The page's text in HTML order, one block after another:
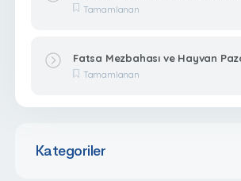
Kategoriler
Tamamlanan
Fatsa Mezbahası ve Hayvan
Tamamlanan